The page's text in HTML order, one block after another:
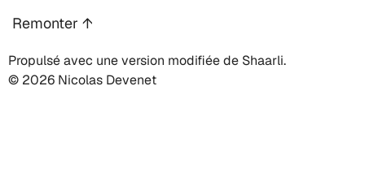
Remonter ↑
Propulsé avec une version modifiée de Shaarli.
© 2026 Nicolas Devenet